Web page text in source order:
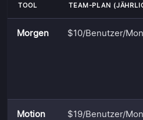
TOOL TEAM-PLAN
Morgen $10/Benutzer/
Motion $19/Benutzer/